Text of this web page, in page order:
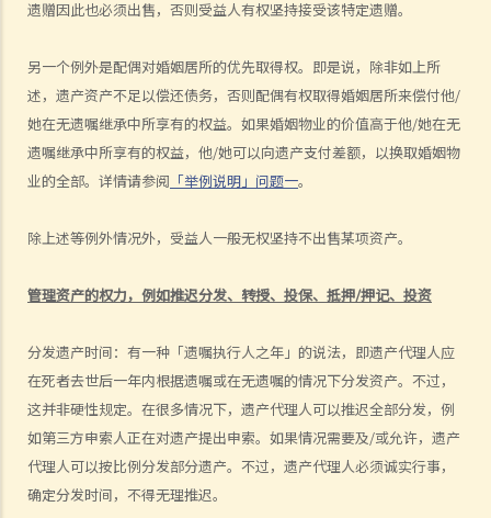
遗赠因此也必须出售，否则受益人有权坚持接受该特定遗赠。
另一个例外是配偶对婚姻居所的优先取得权。即是说，除非如上所
述，遗产资产不足以偿还债务，否则配偶有权取得婚姻居所来偿付他/
她在无遗嘱继承中所享有的权益。如果婚姻物业的价值高于他/她在无
遗嘱继承中所享有的权益，他/她可以向遗产支付差额，以换取婚姻物
业的全部。详情请参阅 「举例说明」问题一。
除上述等例外情况外，受益人一般无权坚持不出售某项资产。
管理资产的权力，例如推迟分发、转授、投保、抵押/押记、投资
分发遗产时间：有一种「遗嘱执行人之年」的说法，即遗产代理人应
在死者去世后一年内根据遗嘱或在无遗嘱的情况下分发资产。不过，
这并非硬性规定。在很多情况下，遗产代理人可以推迟全部分发，例
如第三方申索人正在对遗产提出申索。如果情况需要及/或允许，遗产
代理人可以按比例分发部分遗产。不过，遗产代理人必须诚实行事，
确定分发时间，不得无理推迟。
1. 如何可以检视死者的银行保险箱？
2. 遗嘱执行人 / 遗产管理人在甚么情况下，才可提取死者于银行保险箱
内的物品？
3. 如果死者的个人财物并不是放在银行保险箱内，如何去收集这些财物
及拟备清单？
1. 如果遗嘱执行人失踪或拒绝履行职责的话，可否由其他人申请遗产认
2. 如果遗嘱执行人不在香港居住，并且拒绝就出任遗嘱执行人，他该如
何放弃遗嘱认证的权利？
2. 程序
吗？